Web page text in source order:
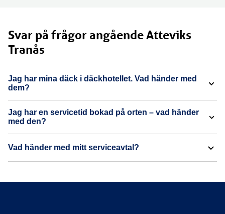
Svar på frågor angående Atteviks
Tranås
Jag har mina däck i däckhotellet. Vad händer med
dem?
Jag har en servicetid bokad på orten – vad händer
med den?
Vad händer med mitt serviceavtal?